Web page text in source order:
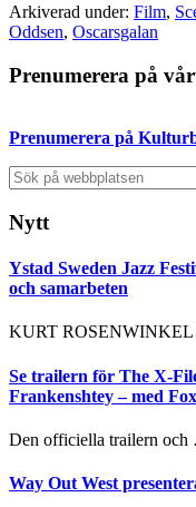
Arkiverad under: Film,
Oddsen, Oscarsgalan
Primärt
Prenumerera på
Prenumerera på
Sök
på
webbplatsen
Nytt
Ystad Sweden Jazz
och samarbeten
KURT ROSENWINKEL
Se trailern för The X-
Frankenshtey – med
Den officiella trailern
Way Out West